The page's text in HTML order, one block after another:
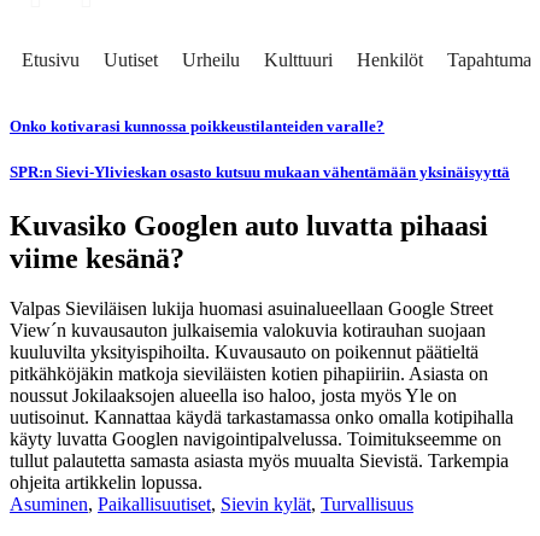
Etusivu Uutiset Urheilu Kulttuuri Henkilöt Tapahtumat
Onko kotivarasi kunnossa poikkeustilanteiden varalle?
SPR:n Sievi-Ylivieskan osasto kutsuu mukaan vähentämään yksinäisyyttä
Kuvasiko Googlen auto luvatta pihaasi
viime kesänä?
Valpas Sieviläisen lukija huomasi asuinalueellaan Google Street
View´n kuvausauton julkaisemia valokuvia kotirauhan suojaan
kuuluvilta yksityispihoilta. Kuvausauto on poikennut päätieltä
pitkähköjäkin matkoja sieviläisten kotien pihapiiriin. Asiasta on
noussut Jokilaaksojen alueella iso haloo, josta myös Yle on
uutisoinut. Kannattaa käydä tarkastamassa onko omalla kotipihalla
käyty luvatta Googlen navigointipalvelussa. Toimitukseemme on
tullut palautetta samasta asiasta myös muualta Sievistä. Tarkempia
ohjeita artikkelin lopussa.
Asuminen, Paikallisuutiset, Sievin kylät, Turvallisuus